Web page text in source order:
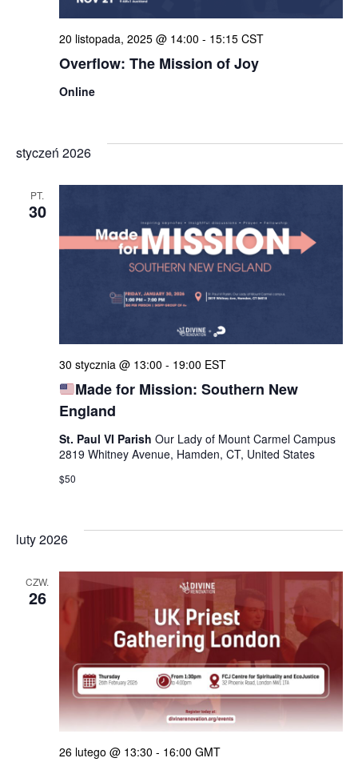
Overflow: The Mission of Joy
20 listopada, 2025 @ 14:00 - 15:15 CST
Online
styczeń 2026
PT.
30
Made for Mission: Southern New
England
30 stycznia @ 13:00 - 19:00 EST
St. Paul VI Parish Our Lady of Mount Carmel Campus
2819 Whitney Avenue, Hamden, CT, United States
$50
luty 2026
CZW.
26
26 lutego @ 13:30 - 16:00 GMT